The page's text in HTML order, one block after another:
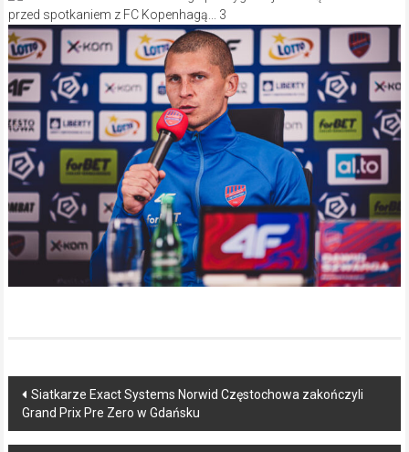
Post
navigation
Siatkarze Exact Systems Norwid Częstochowa zakończyli
Grand Prix Pre Zero w Gdańsku